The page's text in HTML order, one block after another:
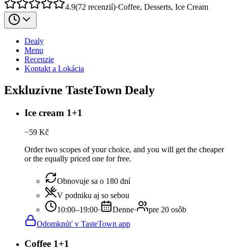
4.9(72 recenzií)·Coffee, Desserts, Ice Cream
Dealy
Menu
Recenzie
Kontakt a Lokácia
Exkluzívne TasteTown Dealy
Ice cream 1+1
−59 Kč
Order two scopes of your choice, and you will get the cheaper
or the equally priced one for free.
Obnovuje sa o 180 dní
V podniku aj so sebou
10:00–19:00· Denne·
pre 20 osôb
Odomknúť v TasteTown app
Coffee 1+1